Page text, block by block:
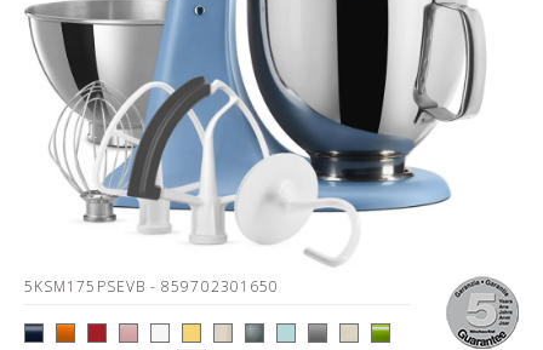
5KSM175PSEVB- 859702301650